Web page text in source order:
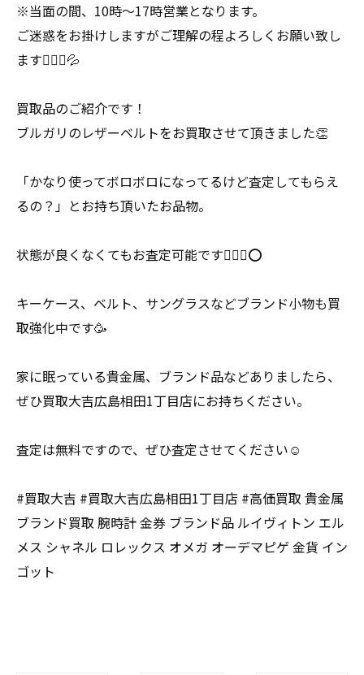
※当面の間、10時〜17時営業となります。
ご迷惑をお掛けしますがご理解の程よろしくお願い致し
ます🙇🏻‍♀️💦
買取品のご紹介です！
ブルガリのレザーベルトをお買取させて頂きました👏
「かなり使ってボロボロになってるけど査定してもらえ
るの？」とお持ち頂いたお品物。
状態が良くなくてもお査定可能です🙆🏻‍♀️⭕️
キーケース、ベルト、サングラスなどブランド小物も買
取強化中です🥳
家に眠っている貴金属、ブランド品などありましたら、
ぜひ買取大吉広島相田1丁目店にお持ちください。
査定は無料ですので、ぜひ査定させてください☺️
#買取大吉 #買取大吉広島相田1丁目店 #高価買取 貴金属
ブランド買取 腕時計 金券 ブランド品 ルイヴィトン エル
メス シャネル ロレックス オメガ オーデマピゲ 金貨 イン
ゴット